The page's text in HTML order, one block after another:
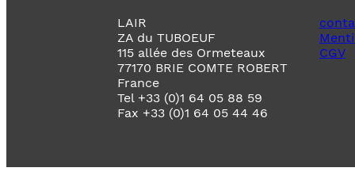
LAIR
ZA du TUBOEUF
115 allée des Ormeteaux
77170 BRIE COMTE ROBERT
France
Tel +33 (0)1 64 05 88 59
Fax +33 (0)1 64 05 44 46
CGV